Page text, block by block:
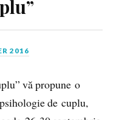
2016
vă propune o
de cuplu,